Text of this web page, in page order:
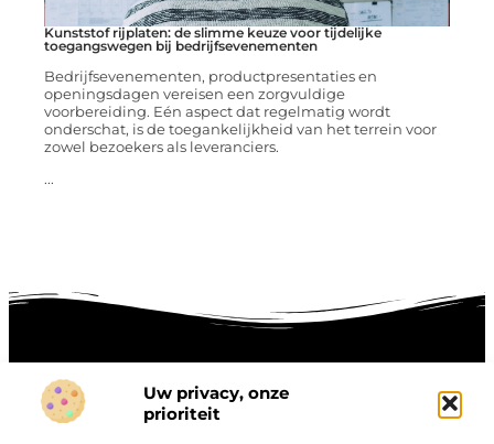
Uw privacy, onze
prioriteit
Kunststof rijplaten: de slimme keuze voor tijdelijke
toegangswegen bij bedrijfsevenementen
Bedrijfsevenementen, productpresentaties en
openingsdagen vereisen een zorgvuldige
voorbereiding. Eén aspect dat regelmatig wordt
onderschat, is de toegankelijkheid van het terrein voor
zowel bezoekers als leveranciers.
...
Onze informatie